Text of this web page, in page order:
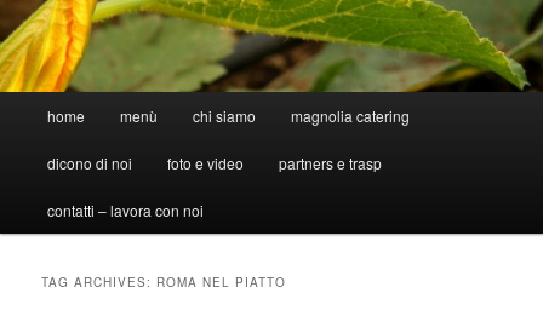
home menù chi siamo magnolia catering
dicono di noi foto e video partners e trasp
contatti – lavora con noi
TAG ARCHIVES: ROMA NEL PIATTO